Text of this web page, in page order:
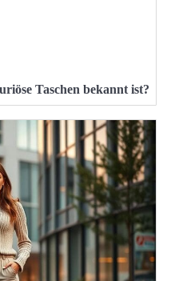
Taschen bekannt ist?